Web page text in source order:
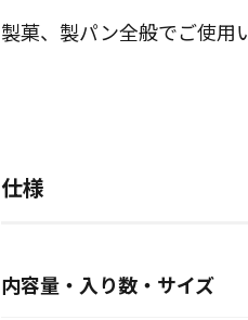
製菓、製パン全般でご使用
仕様
内容量・入り数・サイズ